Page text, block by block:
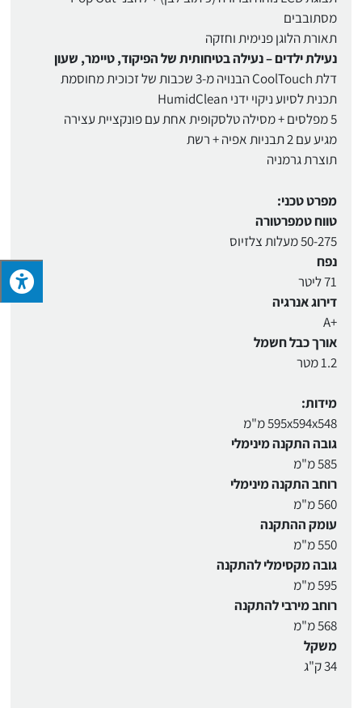
מסתובבים
תאורת הלוגן פנימית וחזקה
נעילת ילדים – נעילה בטיחותית של הפיקוד, טיימר, שעון
דלת CoolTouch הבנויה מ-3 שכבות של זכוכית מחוסמת
תכנית לסיוע ניקוי ידני HumidClean
5 מפלסים + מסילה טלסקופית אחת עם פונקציית עצירה
מגיע עם 2 תבניות אפיה + רשת
תוצרת גרמניה
מפרט טכני:
טווח טמפרטורה
50-275 מעלות צלזיוס
נפח
71 ליטר
דירוג אנרגיה
+A
אורך כבל חשמל
1.2 מטר
מידות:
595x594x548 מ"מ
גובה התקנה מינימלי
585 מ"מ
רוחב התקנה מינימלי
560 מ"מ
עומק ההתקנה
550 מ"מ
גובה מקסימלי להתקנה
595 מ"מ
רוחב מירבי להתקנה
568 מ"מ
משקל
34 ק"ג